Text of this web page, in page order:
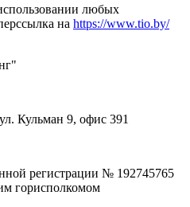
любых
на https://www.tio.by/
Кульман 9, офис 391
регистрации № 192745765
горисполкомом